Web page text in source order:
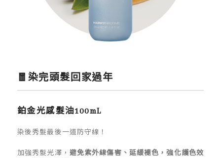
🧧染完頭髮回家過年
鉑金光感髮油100mL
染後秀髮最後一道防守線！
加強秀髮光澤， 避免紫外線傷害、延緩褪色，強化護色效